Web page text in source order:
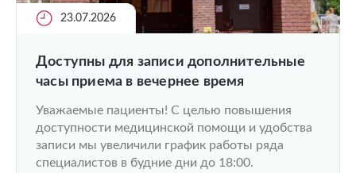
23.07.2026
Доступны для записи дополнительные
часы приема в вечернее время
Уважаемые пациенты! С целью повышения
доступности медицинской помощи и удобства
записи мы увеличили график работы ряда
специалистов в будние дни до 18:00.